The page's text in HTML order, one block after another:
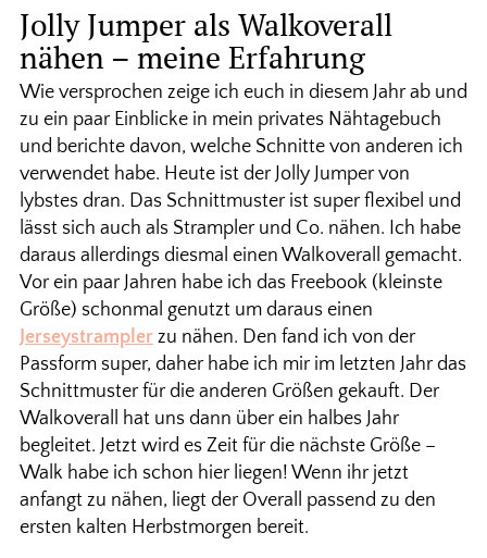
Jolly Jumper als Walkoverall
nähen – meine Erfahrung
Wie versprochen zeige ich euch in diesem Jahr ab und
zu ein paar Einblicke in mein privates Nähtagebuch
und berichte davon, welche Schnitte von anderen ich
verwendet habe. Heute ist der Jolly Jumper von
lybstes dran. Das Schnittmuster ist super flexibel und
lässt sich auch als Strampler und Co. nähen. Ich habe
daraus allerdings diesmal einen Walkoverall gemacht.
Vor ein paar Jahren habe ich das Freebook (kleinste
Größe) schonmal genutzt um daraus einen
Jerseystramplerzu nähen. Den fand ich von der
Passform super, daher habe ich mir im letzten Jahr das
Schnittmuster für die anderen Größen gekauft. Der
Walkoverall hat uns dann über ein halbes Jahr
begleitet. Jetzt wird es Zeit für die nächste Größe –
Walk habe ich schon hier liegen! Wenn ihr jetzt
anfangt zu nähen, liegt der Overall passend zu den
ersten kalten Herbstmorgen bereit.